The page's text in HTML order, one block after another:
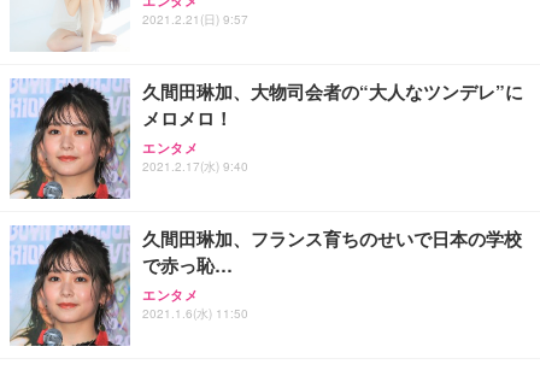
ワーク チェア 強化バックレスト 30度ロッキング機
能 人間工学 椅子 腰サポート 90度跳ね上げ式アーム
務用 おしゃれ パソコンチェア (ブラック)
Sezlife オフィスチェア デスクチェア 疲れない テレ
ワーク チェア 強化バックレスト 30度ロッキング機
能 人間工学 椅子 腰サポート 90度跳ね上げ式アーム
務用 おしゃれ パソコンチェア (ホワイト)
ANDWINT オフィスチェア デスクチェア 肘なし メ
ッシュ 通気性 ランバーサポート付き 腰サポート ガ
ス圧無段階昇降 360度回転 キャスター付き コンパク
フック付き（CFI-ZDM1J）
【整備済み品】Dell E2724HS 27インチ 液晶モニタ
ー フルHD（1920×1080）VA 非光沢 HDMI/DisplayP
ort/VGA スピーカー内蔵 高さ調整 スイベル VESA対
【MiniLED/24.5inch/280Hz/FHD】GRAPHT THE S
HOOTER Gaming Monitor 24” Essential ゲーミン
グモニター QD 24.5インチ 1ms FHD 量子ドット 残
り 単品
Smart Basic(スマートベーシック) 【Amazon.co.jp
限定】 Smart Basic アイリスオーヤマ ペットシーツ
超厚型 お徳用 ワイド 100枚入 (x 1) (ケース販売)
アイリスオーヤマ ペットシーツ 超厚型 お徳用 レギ
ュラー 200枚入【Amazon.co.jp限定】
2021.2.21(日) 9:57
久間田琳加、大物司会者の“大人なツンデレ”に
メロメロ！
エンタメ
2021.2.17(水) 9:40
久間田琳加、フランス育ちのせいで日本の学校
で赤っ恥…
エンタメ
2021.1.6(水) 11:50